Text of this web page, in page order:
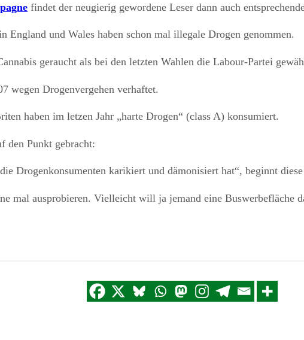
findet der neugierig gewordene Leser dann auch
England und Wales haben schon mal illegale Drogen genommen.
geraucht als bei den letzten Wahlen die Labour-Partei
wegen Drogenvergehen verhaftet.
haben im letzen Jahr „harte Drogen“ (class A) konsumiert.
den Punkt gebracht:
Drogenkonsumenten karikiert und dämonisiert hat“, beginnt
mal ausprobieren. Vielleicht will ja jemand eine Buswerbefläche